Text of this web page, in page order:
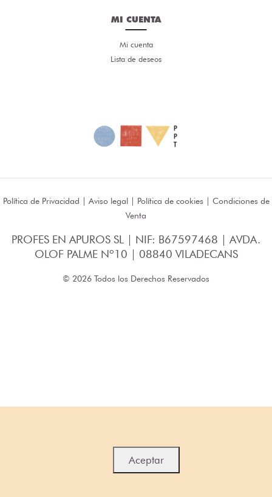
MI CUENTA
Mi cuenta
Lista de deseos
Política de Privacidad | Aviso legal| Política de cookies | Condiciones de
Venta
PROFES EN APUROS SL | NIF: B67597468 | AVDA.
OLOF PALME Nº10 | 08840 VILADECANS
© 2026 Todos los Derechos Reservados
Aceptar